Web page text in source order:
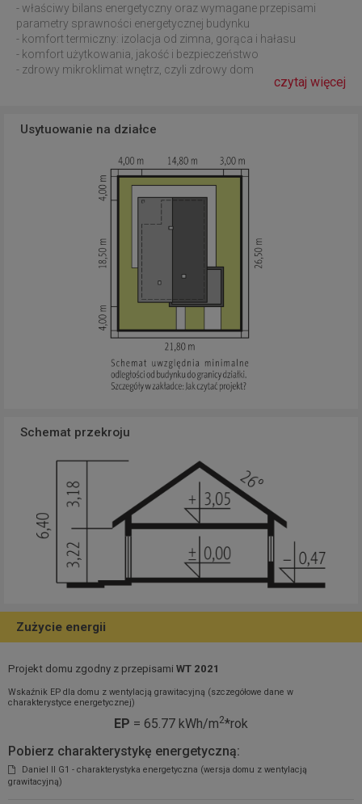
- właściwy bilans energetyczny oraz wymagane przepisami
parametry sprawności energetycznej budynku
- komfort termiczny: izolacja od zimna, gorąca i hałasu
- komfort użytkowania, jakość i bezpieczeństwo
- zdrowy mikroklimat wnętrz, czyli zdrowy dom
czytaj więcej
Usytuowanie na działce
Schemat przekroju
Zużycie energii
Projekt domu zgodny z przepisami WT 2021
Wskaźnik EP dla domu z wentylacją grawitacyjną (szczegółowe dane w
charakterystyce energetycznej)
EP = 65.77 kWh/m2*rok
Pobierz charakterystykę energetyczną:
Daniel II G1 - charakterystyka energetyczna (wersja domu z wentylacją
grawitacyjną)